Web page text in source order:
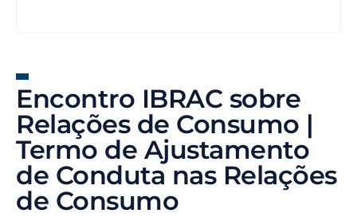
Encontro IBRAC sobre
Relações de Consumo |
Termo de Ajustamento
de Conduta nas Relações
de Consumo